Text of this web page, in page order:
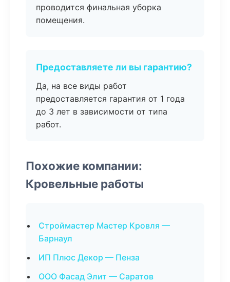
проводится финальная уборка
помещения.
Предоставляете ли вы гарантию?
Да, на все виды работ
предоставляется гарантия от 1 года
до 3 лет в зависимости от типа
работ.
Похожие компании:
Кровельные работы
Строймастер Мастер Кровля —
Барнаул
ИП Плюс Декор — Пенза
ООО Фасад Элит — Саратов